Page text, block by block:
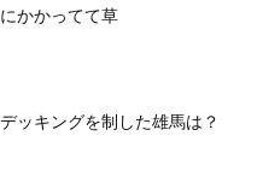
かかってて草
ッキングを制した雄馬は？